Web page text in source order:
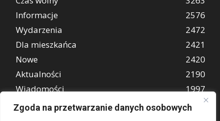
Zgoda na przetwarzanie danych osobowych
Informacje
2576
Wydarzenia
2472
Dla mieszkańca
2421
Nowe
2420
Aktualności
2190
Wiadomości
1997
REKLAMA
849